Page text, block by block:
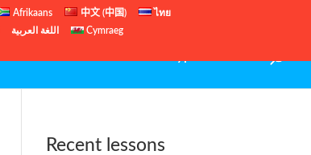
Afrikaans 中文 (中国)
ไทย
اللغة العربية
Cymraeg
Recent lessons